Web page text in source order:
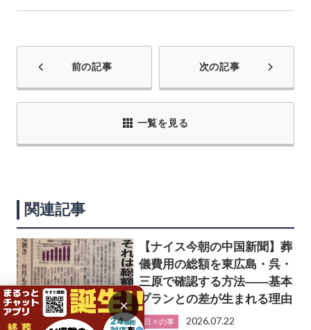
前の記事 次の記事
一覧を見る
関連記事
【ナイス今朝の中国新聞】葬
儀費用の総額を東広島・呉・
三原で確認する方法――基本
プランとの差が生まれる理由
日々の事 2026.07.22
×